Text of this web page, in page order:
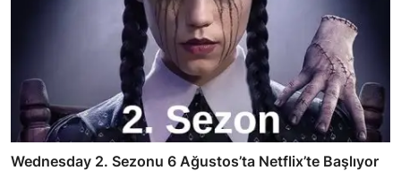
Wednesday 2. Sezonu 6 Ağustos’ta Netflix’te Başlıyor